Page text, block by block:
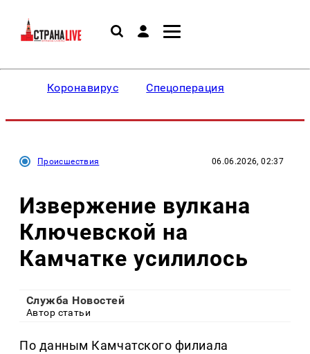
Коронавирус Спецоперация
Происшествия 06.06.2026, 02:37
Извержение вулкана
Ключевской на
Камчатке усилилось
Служба Новостей
Автор статьи
По данным Камчатского филиала